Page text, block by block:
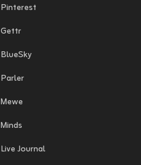
Pinterest
Gettr
BlueSky
Parler
Mewe
Minds
Live Journal